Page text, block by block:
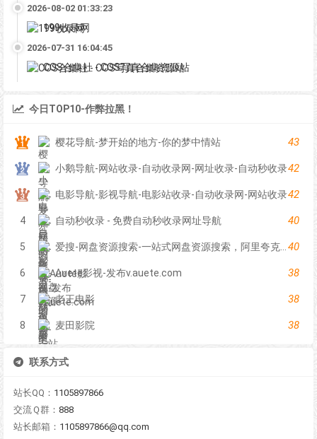
2026-08-02 01:33:23
199收录网
2026-07-31 16:04:45
COS合集社 - COS写真合集资源站
今日TOP10-作弊拉黑！
樱花导航-梦开始的地方-你的梦中情站 43
小鹅导航-网站收录-自动收录网-网址收录-自动秒收录42
电影导航-影视导航-电影站收录-自动收录网-网站收录42
4 自动秒收录 - 免费自动秒收录网址导航 40
5 爱搜-网盘资源搜索-一站式网盘资源搜索，阿里夸克百度迅雷UC全聚合40
6 Auete影视-发布v.auete.com 38
7 老王电影 38
8 麦田影院 38
联系方式
站长QQ： 1105897866
交流Ｑ群： 888
站长邮箱： 1105897866@qq.com